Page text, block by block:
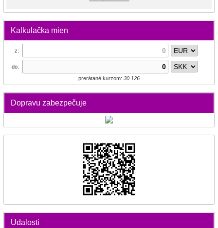
Kalkulačka mien
z:
do:
prerátané kurzom: 30.126
Dopravu zabezpečuje
Udalosti